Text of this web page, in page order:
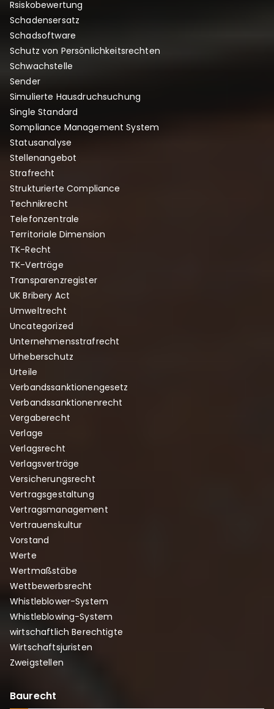
Rsiskobewertung
Schadensersatz
Schadsoftware
Schutz von Persönlichkeitsrechten
Schwachstelle
Sender
Simulierte Hausdruchsuchung
Single Standard
Sompliance Management System
Statusanalyse
Stellenangebot
Strafrecht
Strukturierte Compliance
Technikrecht
Telefonzentrale
Territoriale Dimension
TK-Recht
TK-Verträge
Transparenzregister
UK Bribery Act
Umweltrecht
Uncategorized
Unternehmensstrafrecht
Urheberschutz
Urteile
Verbandssanktionengesetz
Verbandssanktionenrecht
Vergaberecht
Verlage
Verlagsrecht
Verlagsverträge
Versicherungsrecht
Vertragsgestaltung
Vertragsmanagement
Vertrauenskultur
Vorstand
Werte
Wertmaßstäbe
Wettbewerbsrecht
Whistleblower-System
Whistleblowing-System
wirtschaftlich Berechtigte
Wirtschaftsjuristen
Zweigstellen
Baurecht